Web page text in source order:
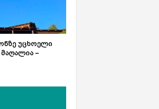
უცხოელი
–